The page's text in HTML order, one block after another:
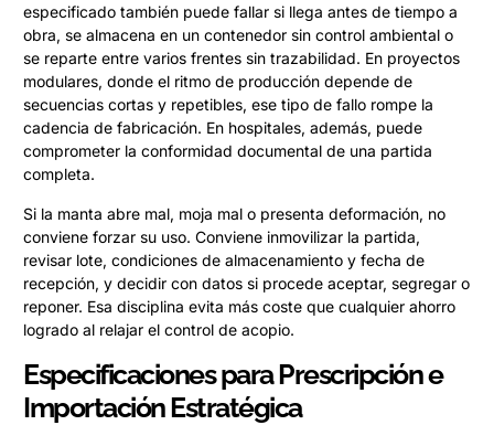
especificado también puede fallar si llega antes de tiempo a
obra, se almacena en un contenedor sin control ambiental o
se reparte entre varios frentes sin trazabilidad. En proyectos
modulares, donde el ritmo de producción depende de
secuencias cortas y repetibles, ese tipo de fallo rompe la
cadencia de fabricación. En hospitales, además, puede
comprometer la conformidad documental de una partida
completa.
Si la manta abre mal, moja mal o presenta deformación, no
conviene forzar su uso. Conviene inmovilizar la partida,
revisar lote, condiciones de almacenamiento y fecha de
recepción, y decidir con datos si procede aceptar, segregar o
reponer. Esa disciplina evita más coste que cualquier ahorro
logrado al relajar el control de acopio.
Especificaciones para Prescripción e
Importación Estratégica